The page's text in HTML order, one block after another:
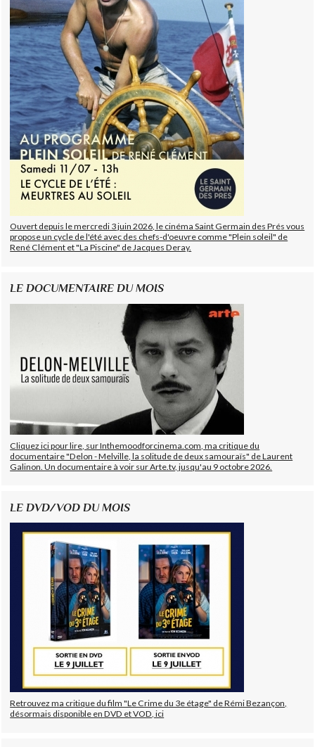
Ouvert depuis le mercredi 3 juin 2026, le cinéma Saint Germain des Prés vous
propose un cycle de l'été avec des chefs-d'oeuvre comme "Plein soleil" de
René Clément et "La Piscine" de Jacques Deray.
LE DOCUMENTAIRE DU MOIS
Cliquez ici pour lire, sur Inthemoodforcinema.com, ma critique du
documentaire "Delon - Melville, la solitude de deux samouraïs" de Laurent
Galinon. Un documentaire à voir sur Arte.tv, jusqu'au 9 octobre 2026.
LE DVD/VOD DU MOIS
Retrouvez ma critique du film "Le Crime du 3e étage" de Rémi Bezançon,
désormais disponible en DVD et VOD, ici